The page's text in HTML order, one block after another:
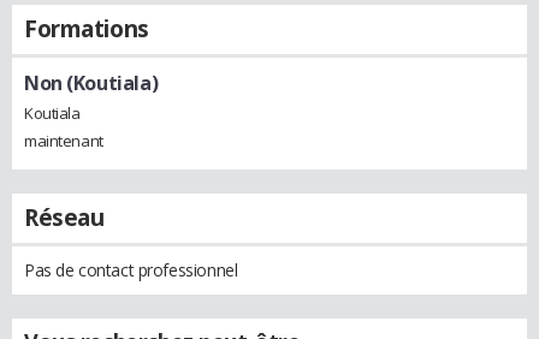
Formations
Non (Koutiala)
Koutiala
maintenant
Réseau
Pas de contact professionnel